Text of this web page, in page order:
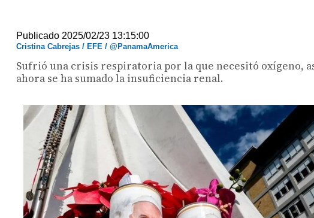
Publicado 2025/02/23 13:15:00
Cristina Cabrejas / EFE / @PanamaAmerica
Sufrió una crisis respiratoria por la que necesitó oxígeno,
ahora se ha sumado la insuficiencia renal.